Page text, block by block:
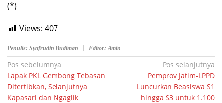
(*)
Views: 407
Penulis: Syafrudin Budiman Editor: Amin
Navigasi
pos
Pos sebelumnya
Lapak PKL Gembong Tebasan
Ditertibkan, Selanjutnya
Kapasari dan Ngaglik
Pos selanjutnya
Pemprov Jatim-LPPD
Luncurkan Beasiswa S1
hingga S3 untuk 1.100